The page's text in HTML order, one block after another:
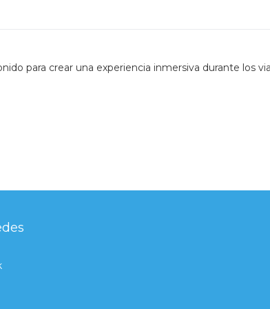
para crear una experiencia inmersiva durante los